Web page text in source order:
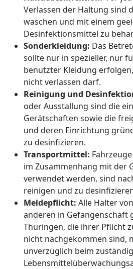
Verlassen der Haltung sind
waschen und mit einem
Desinfektionsmittel zu
Sonderkleidung: Das
sollte nur in spezieller, nur
benutzter Kleidung
nicht verlassen darf.
Reinigung und
oder Ausstallung sind die
Gerätschaften sowie die
und deren Einrichtung
zu desinfizieren.
Transportmittel:
im Zusammenhang mit der
verwendet werden, sind
reinigen und zu
Meldepflicht: Alle Halter
anderen in Gefangenschaft
Thüringen, die ihrer Pflicht
nicht nachgekommen sind,
unverzüglich beim